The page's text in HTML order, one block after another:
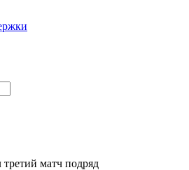
третий матч подряд